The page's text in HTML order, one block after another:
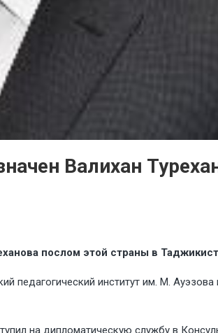
Валихан
послом этой страны в
педагогический институт им. М.
на дипломатическую службу в